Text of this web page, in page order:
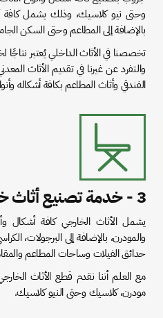
وحتى نيو كلاسيك، وذلك يشمل كافة
بالإضافة إلى المطاعم وحتى السكن
تخصصنا في الأثاث الداخلي يُعتبر
والتفرد عن غيرنا في تقديم الأثاث
الفندقي وأثاث المطاعم بكافة أشكاله
3 - خدمة تصنيع أثاث خارجي
يشمل الأثاث الخارجي كافة أشكال
والمودرن، بالإضافة إلى البرجولات،
حدائق الفيلات وساحات المطاعم
مع العلم أننا نقدم قطع الأثاث
مودرن، كلاسيك وحتى النيو كلاسيك.